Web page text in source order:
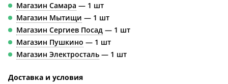
Магазин Самара — 1 шт
Магазин Мытищи — 1 шт
Магазин Сергиев Посад — 1 шт
Магазин Пушкино — 1 шт
Магазин Электросталь — 1 шт
Доставка и условия